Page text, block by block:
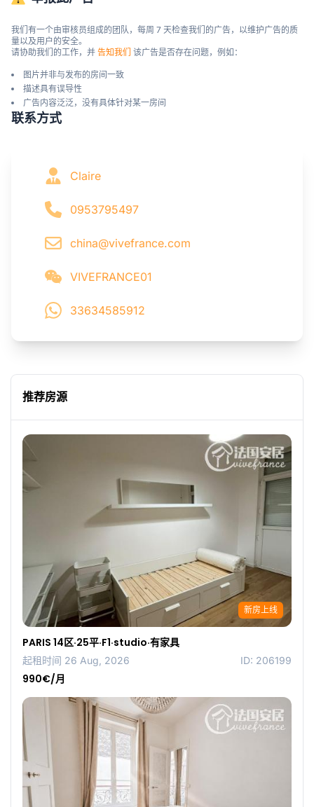
我们有一个由审核员组成的团队，每周 7 天检查我们的广告，以维护广告的质
量以及用户的安全。
请协助我们的工作，并 告知我们 该广告是否存在问题，例如：
图片并非与发布的房间一致
描述具有误导性
广告内容泛泛，没有具体针对某一房间
联系方式
Claire
0953795497
china@vivefrance.com
VIVEFRANCE01
33634585912
推荐房源
新房上线
PARIS 14区·25平·F1·studio·有家具
起租时间 26 Aug, 2026 ID: 206199
990€/月